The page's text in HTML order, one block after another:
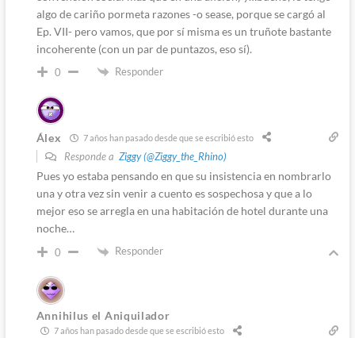
algo de cariño pormeta razones -o sease, porque se cargó al
Ep. VII- pero vamos, que por sí misma es un truñote bastante
incoherente (con un par de puntazos, eso sí).
0 Responder
Álex 7 años han pasado desde que se escribió esto
Responde a Ziggy (@Ziggy_the_Rhino)
Pues yo estaba pensando en que su insistencia en nombrarlo
una y otra vez sin venir a cuento es sospechosa y que a lo
mejor eso se arregla en una habitación de hotel durante una
noche…
0 Responder
Annihilus el Aniquilador
7 años han pasado desde que se escribió esto